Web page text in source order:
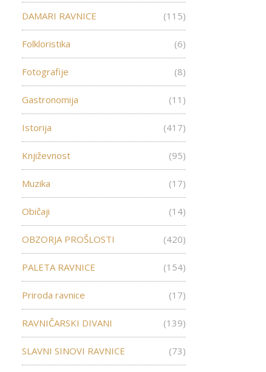
DAMARI RAVNICE (115)
Folkloristika (6)
Fotografije (8)
Gastronomija (11)
Istorija (417)
Književnost (95)
Muzika (17)
Običaji (14)
OBZORJA PROŠLOSTI (420)
PALETA RAVNICE (154)
Priroda ravnice (17)
RAVNIČARSKI DIVANI (139)
SLAVNI SINOVI RAVNICE (73)